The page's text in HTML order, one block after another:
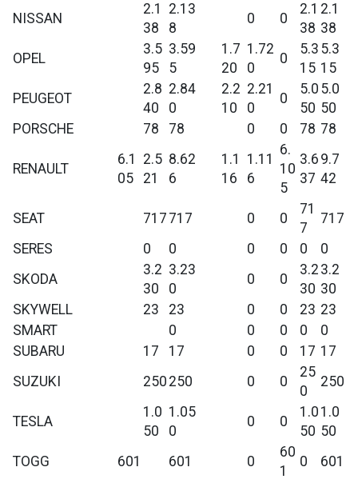
NISSAN
2.1
38
2.13
8
0 0
2.1
38
2.1
38
OPEL
3.5
95
3.59
5
1.7
20
1.72
0
0
5.3
15
5.3
15
PEUGEOT
2.8
40
2.84
0
2.2
10
2.21
0
0
5.0
50
5.0
50
PORSCHE
78 78 0 0 78 78
RENAULT
6.1
05
2.5
21
8.62
6
1.1
16
1.11
6
6.
10
5
3.6
37
9.7
42
SEAT 717 717 0 0
71
7
717
SERES
0 0 0 0 0
0
SKODA
3.2
30
3.23
0
0 0
3.2
30
3.2
30
SKYWELL
23 23 0 0 23 23
SMART
0 0 0 0
0
SUBARU
17 17 0 0 17 17
SUZUKI
250 250 0 0
25
0
250
TESLA
1.0
50
1.05
0
0 0
1.0
50
1.0
50
TOGG
601 601 0
60
1
0 601